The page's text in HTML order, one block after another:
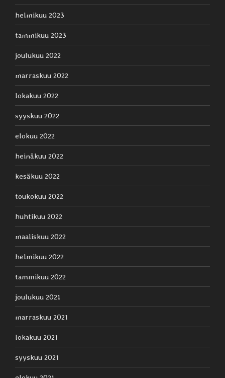
helmikuu 2023
tammikuu 2023
joulukuu 2022
marraskuu 2022
lokakuu 2022
syyskuu 2022
elokuu 2022
heinäkuu 2022
kesäkuu 2022
toukokuu 2022
huhtikuu 2022
maaliskuu 2022
helmikuu 2022
tammikuu 2022
joulukuu 2021
marraskuu 2021
lokakuu 2021
syyskuu 2021